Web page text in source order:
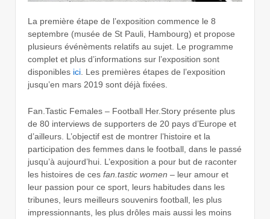
La première étape de l’exposition commence le 8
septembre (musée de St Pauli, Hambourg) et propose
plusieurs événèments relatifs au sujet. Le programme
complet et plus d’informations sur l’exposition sont
disponibles ici. Les premières étapes de l’exposition
jusqu’en mars 2019 sont déjà fixées.
Fan.Tastic Females – Football Her.Story présente plus
de 80 interviews de supporters de 20 pays d’Europe et
d’ailleurs. L’objectif est de montrer l’histoire et la
participation des femmes dans le football, dans le passé
jusqu’à aujourd’hui. L’exposition a pour but de raconter
les histoires de ces fan.tastic women – leur amour et
leur passion pour ce sport, leurs habitudes dans les
tribunes, leurs meilleurs souvenirs football, les plus
impressionnants, les plus drôles mais aussi les moins